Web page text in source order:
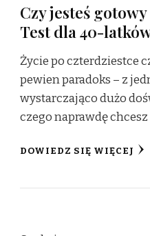
Czy jesteś
Test dla 40-
Życie po czterdziestce
pewien paradoks – z
wystarczająco dużo
czego naprawdę
DOWIEDZ SIĘ WIĘCEJ